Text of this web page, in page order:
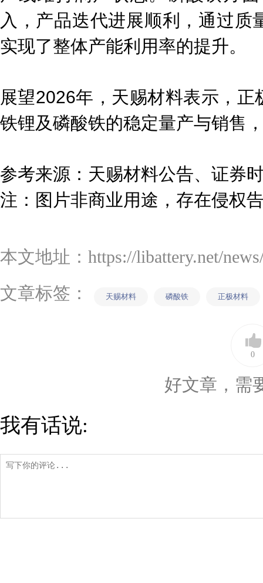
入，产品迭代进展顺利，通过
实现了整体产能利用率的提升。
展望2026年，天赐材料表示，
铁锂及磷酸铁的稳定量产与销售
参考来源：天赐材料公告、证券
注：图片非商业用途，存在侵权
本文地址：https://libattery.net/
文章标签：
天赐材料 磷酸铁 正极材料
0
好文章，需
我有话说: